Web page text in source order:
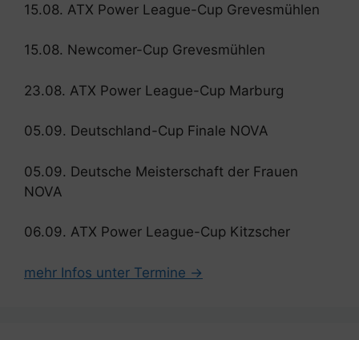
15.08. ATX Power League-Cup Grevesmühlen
15.08. Newcomer-Cup Grevesmühlen
23.08. ATX Power League-Cup Marburg
05.09. Deutschland-Cup Finale NOVA
05.09. Deutsche Meisterschaft der Frauen
NOVA
06.09. ATX Power League-Cup Kitzscher
mehr Infos unter Termine →